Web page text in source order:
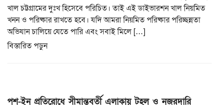
খাল চট্টগ্রামের দুঃখ হিসেবে পরিচিত। তাই এই ডাইভারশন খাল নিয়মিত
খনন ও পরিষ্কার রাখতে হবে। যদি আমরা নিয়মিত পরিষ্কার পরিচ্ছন্নতা
অভিযান চালিয়ে যেতে পারি এবং সবাই মিলে […]
বিস্তারিত পড়ুন
পুশ-ইন প্রতিরোধে সীমান্তবর্তী এলাকায় টহল ও নজরদারি